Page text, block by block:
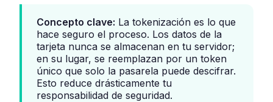
Concepto clave: La tokenización es lo que
hace seguro el proceso. Los datos de la
tarjeta nunca se almacenan en tu servidor;
en su lugar, se reemplazan por un token
único que solo la pasarela puede descifrar.
Esto reduce drásticamente tu
responsabilidad de seguridad.